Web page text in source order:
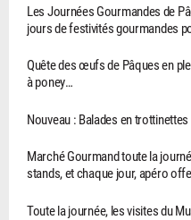
Les Journées Gourmandes de
jours de festivités gourmandes
Quête des œufs de Pâques en
à poney…
Nouveau : Balades en
Marché Gourmand toute la
stands, et chaque jour, apéro
Toute la journée, les visites du